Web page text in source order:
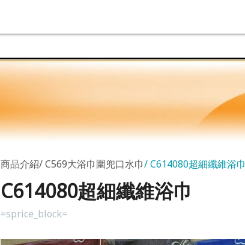
商品介紹 C569大浴巾圍兜口水巾 C614080超細纖維浴巾
C614080超細纖維浴巾
=sprice_block=